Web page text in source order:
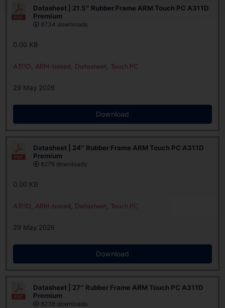
Datasheet | 21.5″ Rubber Frame ARM Touch PC A311D
Premium
8734 downloads
0.00 KB
A311D ARM-based Datasheet Touch PC
29 May 2026
Download
Datasheet | 24″ Rubber Frame ARM Touch PC A311D
Premium
8276 downloads
0.00 KB
A311D ARM-based Datasheet Touch PC
29 May 2026
Download
Datasheet | 27″ Rubber Frame ARM Touch PC A311D
Premium
8238 downloads